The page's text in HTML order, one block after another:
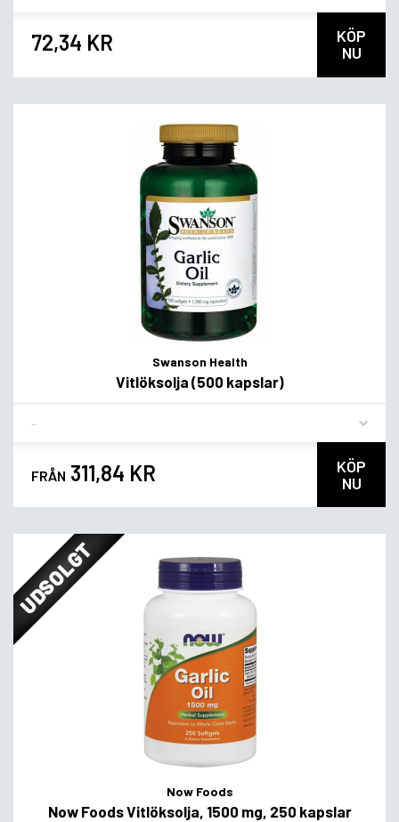
72,34 KR
KÖP
NU
Swanson Health
Vitlöksolja (500 kapslar)
FRÅN 311,84 KR
KÖP
NU
UDSOLGT
Now Foods
Now Foods Vitlöksolja, 1500 mg, 250 kapslar